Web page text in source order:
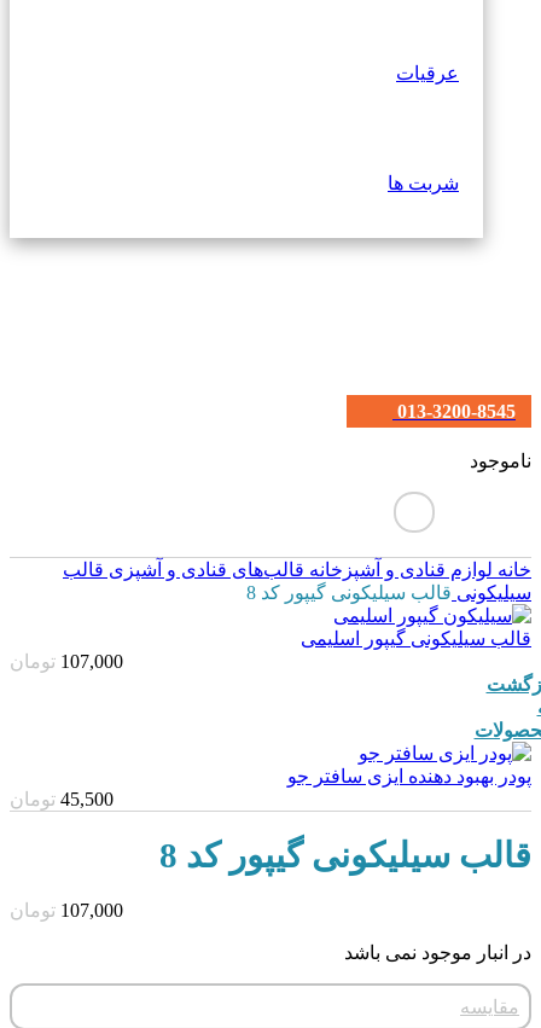
عرقیات
شربت ها
013-3200-8545
ناموجود
خانه لوازم قنادی و آشپزخانه قالب‌های قنادی و آشپزی قالب
سیلیکونی قالب سیلیکونی گیپور کد 8
قالب سیلیکونی گیپور اسلیمی
107,000 تومان
پودر بهبود دهنده ایزی سافتر جو
45,500 تومان
قالب سیلیکونی گیپور کد 8
107,000 تومان
در انبار موجود نمی باشد
مقایسه